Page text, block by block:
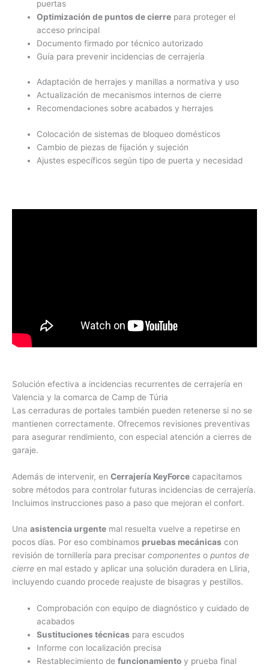
puertas
Optimización de puntos de cierre para proteger el
acceso principal
Documento firmado por técnico autorizado
Guía para prevenir incidencias de cerrajería
Adaptación de herrajes y manillas a normativa y uso
Actualización de mecanismos internos de cierre
Recomendaciones sobre acabados y herrajes
Colocación de sistemas de bloqueo domésticos
Cambio de piezas de fijación y sujeción
Ajustes específicos según tipo de puerta y necesidad
Solución efectiva a incidencias recurrentes de cerrajería en
Valencia y la comarca de Camp de Túria
Las cerraduras de portales también pueden retenerse si no se
mantienen correctamente. Ofrecemos revisiones preventivas
para asegurar rendimiento, con especial atención a cierres de
garaje.
Además de intervenir, en Cerrajería KeyForce capacitamos
sobre métodos para controlar futuras incidencias de cerrajería.
Incluimos instrucciones paso a paso que mejoran el confort.
Una asistencia urgente mal resuelta vuelve a repetirse en
pocos días. Por eso combinamos pruebas mecánicas con
revisión de tornillería para precisar componentes o puntos de
cierre en mal estado y aplicar una solución duradera en Lliria,
incluyendo cuando procede reajuste de bisagras y pestillos.
Comprobación con equipo de diagnóstico y cuidado de
acabados
Sustituciones técnicas para escudos
Informe con localización precisa
Restablecimiento defuncionamiento y prueba final